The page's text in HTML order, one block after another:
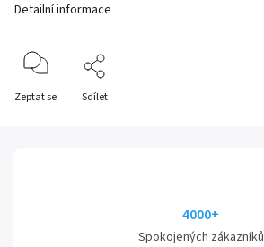
Detailní informace
Zeptat se Sdílet
4000+
Spokojených zákazníků